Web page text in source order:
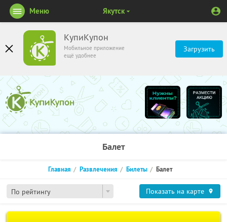
КупиКупон
Мобильное приложение
ещё удобнее
Загрузить
Меню Якутск
Балет
По рейтингу
Главная Развлечения Билеты Балет
Показать на карте